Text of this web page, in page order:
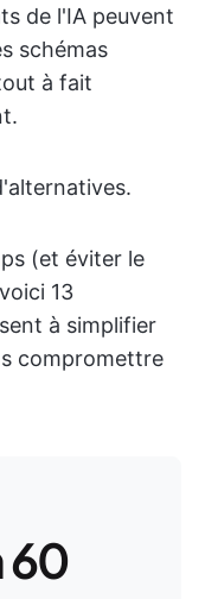
de l'IA peuvent
schémas
à fait
(et éviter le
13
à simplifier
compromettre
60